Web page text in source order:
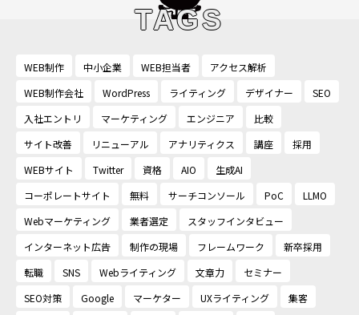
TAGS
WEB制作 中小企業 WEB担当者
アクセス解析
WEB制作会社
WordPress ライティング デザイナー
SEO
入社エントリ
マーケティング エンジニア
比較
サイト改善
リニューアル アナリティクス 講座
採用
WEBサイト
Twitter 資格 AIO
生成AI
コーポレートサイト
無料 サーチコンソール PoC
LLMO
Webマーケティング
業者選定
スタッフインタビュー
インターネット広告
制作の現場 フレームワーク
新卒採用
転職
SNS Webライティング 文章力
セミナー
SEO対策
Google マーケター UXライティング
集客